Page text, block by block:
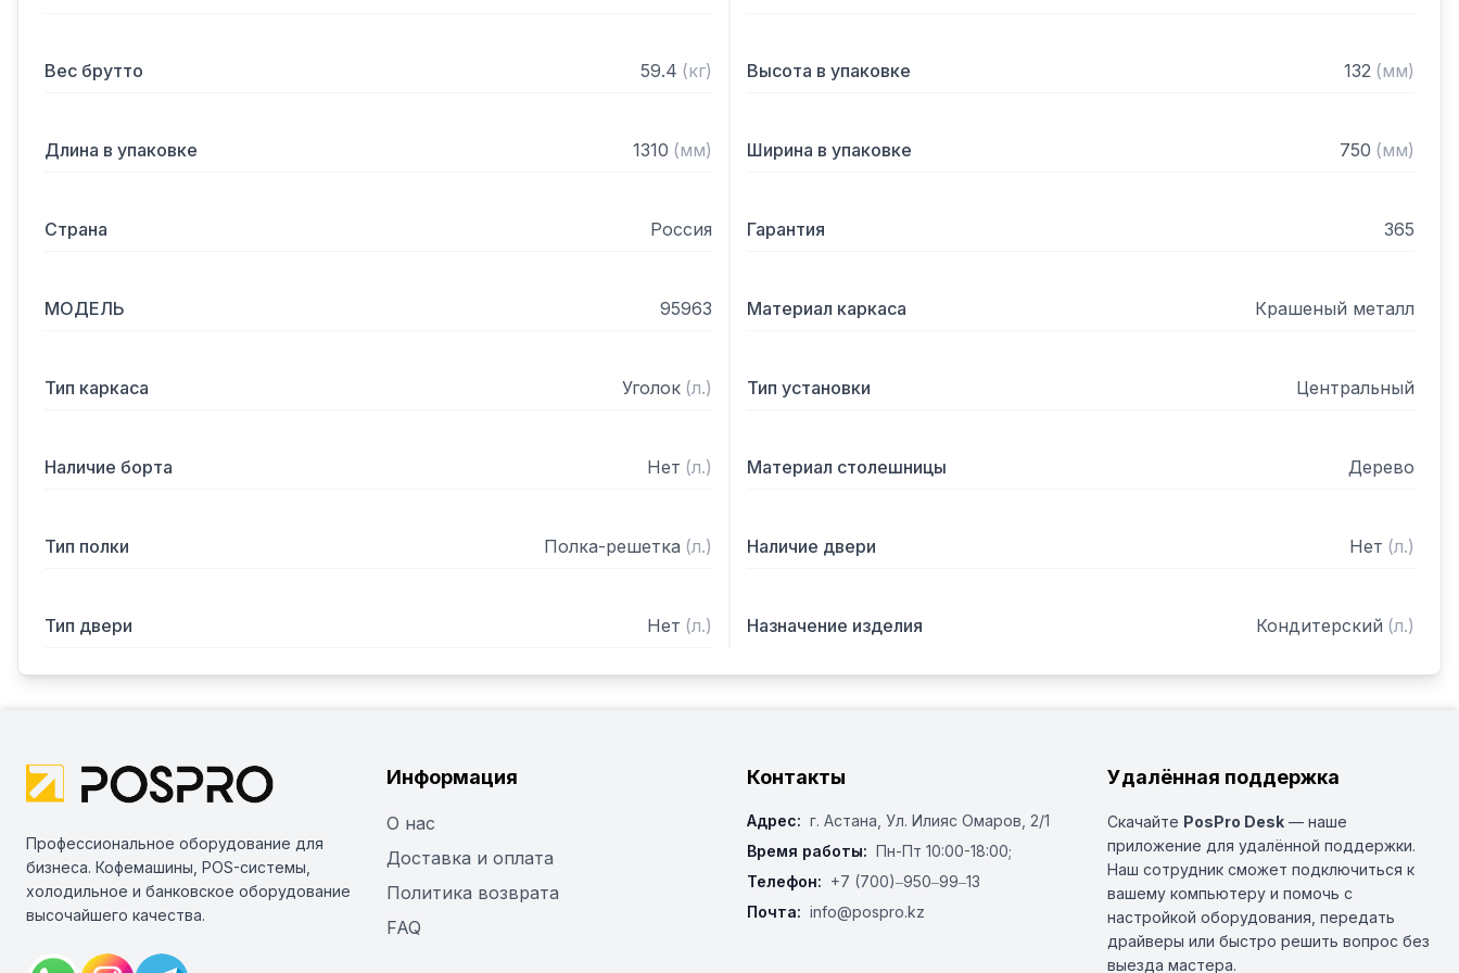
Вес брутто 59.4 (кг) Высота в упаковке 132 (мм)
Длина в упаковке 1310 (мм) Ширина в упаковке 750 (мм)
Страна Россия Гарантия 365
МОДЕЛЬ 95963 Материал каркаса Крашеный металл
Тип каркаса Уголок (л.) Тип установки Центральный
Наличие борта Нет (л.) Материал столешницы Дерево
Тип полки Полка-решетка (л.) Наличие двери Нет (л.)
Тип двери Нет (л.) Назначение изделия Кондитерский (л.)
Профессиональное оборудование для
бизнеса. Кофемашины, POS-системы,
холодильное и банковское оборудование
высочайшего качества.
Информация
О нас
Доставка и оплата
Политика возврата
FAQ
Контакты
Адрес: г. Астана, ​Ул. Илияс Омаров, 2/1
Время работы: Пн-Пт 10:00-18:00;
Телефон: +7 (700)‒950‒99‒13
Почта: info@pospro.kz
Удалённая поддержка
Скачайте PosPro Desk — наше
приложение для удалённой поддержки.
Наш сотрудник сможет подключиться к
вашему компьютеру и помочь с
настройкой оборудования, передать
драйверы или быстро решить вопрос без
выезда мастера.